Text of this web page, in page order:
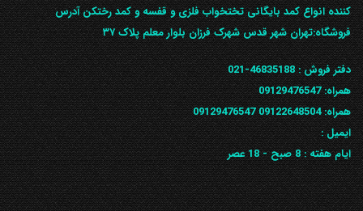
کننده انواع کمد بایگانی تختخواب فلزی و قفسه و کمد رختکن آدرس
ف‍روشگاه:تهران شهر قدس شهرک فرزان بلوار معلم پلاک ۳۷
دفتر فروش :46835188-021
همراه:09129476547
همراه: 09122648504
09129476547
ایمیل :
ایام هفته :8 صبح - 18 عصر